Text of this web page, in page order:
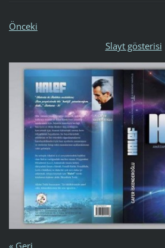
Önceki
Slayt gösterisi